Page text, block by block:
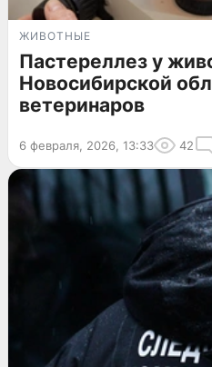
ЖИВОТНЫЕ
Пастереллез у
Новосибирской
ветеринаров
6 февраля, 2026, 13:33 42